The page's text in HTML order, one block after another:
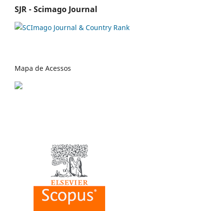
SJR - Scimago Journal
Mapa de Acessos